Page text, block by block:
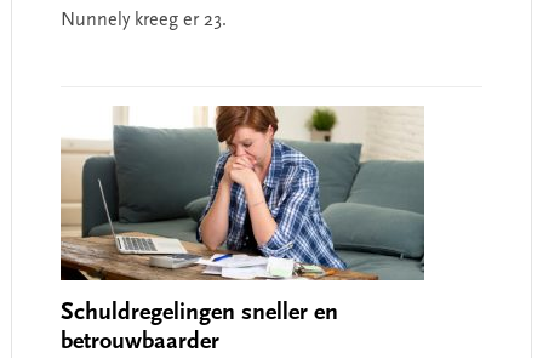
Nunnely kreeg er 23.
Schuldregelingen sneller en
betrouwbaarder